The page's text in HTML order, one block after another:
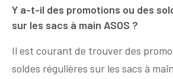
Y a-t-il des promotions ou des
sur les sacs à main ASOS ?
Il est courant de trouver des
soldes régulières sur les sacs à